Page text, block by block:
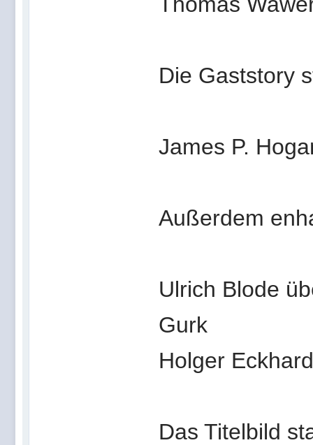
Die Gaststory
James P.
Außerdem
Ulrich Blode
Gurk
Holger
Das Titelbild